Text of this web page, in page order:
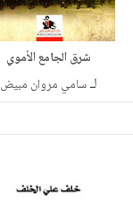
شرق الجامع الأموي
لـسامي مروان مبيض